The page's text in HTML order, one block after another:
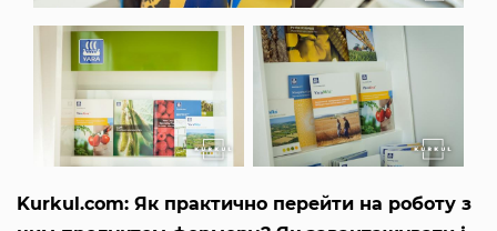
Kurkul.com: Як практично перейти на роботу з